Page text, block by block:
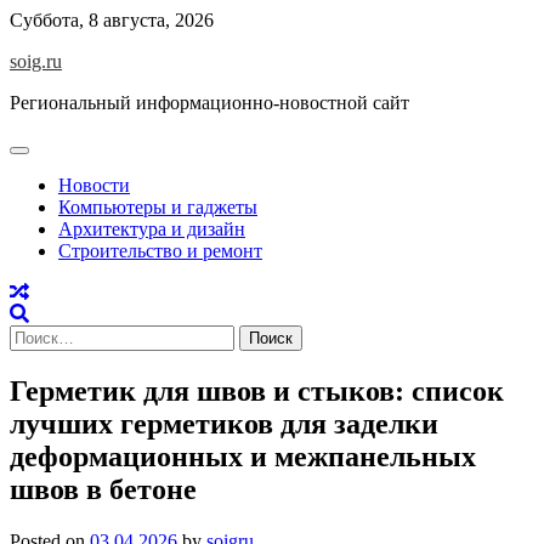
Skip
content
Суббота, 8 августа, 2026
soig.ru
Региональный информационно-новостной сайт
Новости
Компьютеры и гаджеты
Архитектура и дизайн
Строительство и ремонт
Найти:
Герметик для швов и стыков: список
лучших герметиков для заделки
деформационных и межпанельных
швов в бетоне